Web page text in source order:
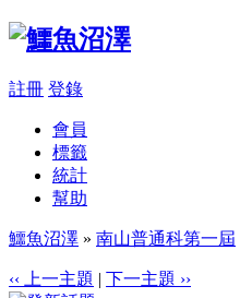
註冊 登錄
會員
標籤
統計
幫助
鱷魚沼澤 » 南山普通科第一屆
‹‹ 上一主題 | 下一主題 ››